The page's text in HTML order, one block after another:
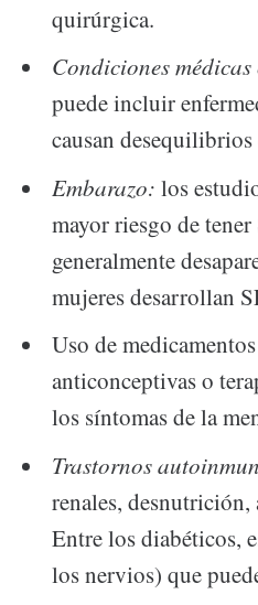
quirúrgica.
Condiciones
puede incluir
causan
Embarazo: los
mayor riesgo de
generalmente
mujeres desarrollan
Uso de
anticonceptivas o
los síntomas de la
Trastornos
renales,
Entre los diabéticos,
los nervios) que